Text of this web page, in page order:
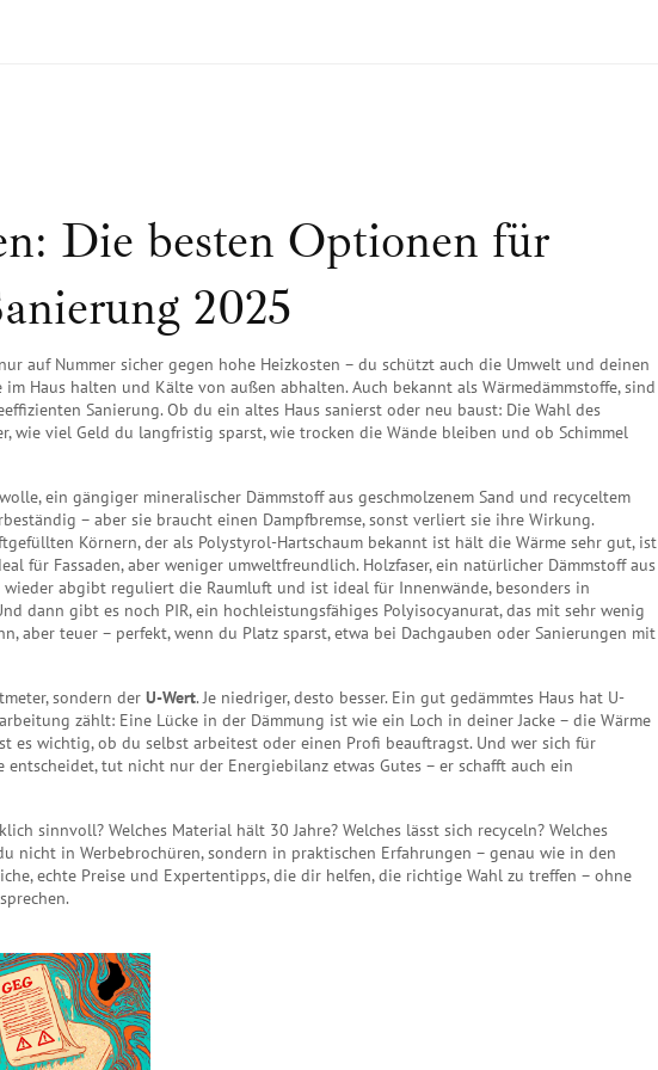
Die besten Optionen für
2025
auf Nummer sicher gegen hohe Heizkosten – du schützt auch die Umwelt und deinen
im Haus halten und Kälte von außen abhalten. Auch bekannt als Wärmedämmstoffe, sind
Sanierung. Ob du ein altes Haus sanierst oder neu baust: Die Wahl des
wie viel Geld du langfristig sparst, wie trocken die Wände bleiben und ob Schimmel
,ein gängiger mineralischer Dämmstoff aus geschmolzenem Sand und recyceltem
– aber sie braucht einen Dampfbremse, sonst verliert sie ihre Wirkung.
Körnern, der als Polystyrol-Hartschaum bekannt ist hält die Wärme sehr gut, ist
für Fassaden, aber weniger umweltfreundlich. Holzfaser,ein natürlicher Dämmstoff aus
wieder abgibt reguliert die Raumluft und ist ideal für Innenwände, besonders in
dann gibt es noch PIR,ein hochleistungsfähiges Polyisocyanurat, das mit sehr wenig
aber teuer – perfekt, wenn du Platz sparst, etwa bei Dachgauben oder Sanierungen mit
sondern der U-Wert. Je niedriger, desto besser. Ein gut gedämmtes Haus hat U-
zählt: Eine Lücke in der Dämmung ist wie ein Loch in deiner Jacke – die Wärme
es wichtig, ob du selbst arbeitest oder einen Profi beauftragst. Und wer sich für
tut nicht nur der Energiebilanz etwas Gutes – er schafft auch ein
sinnvoll? Welches Material hält 30 Jahre? Welches lässt sich recyceln? Welches
nicht in Werbebrochüren, sondern in praktischen Erfahrungen – genau wie in den
echte Preise und Expertentipps, die dir helfen, die richtige Wahl zu treffen – ohne